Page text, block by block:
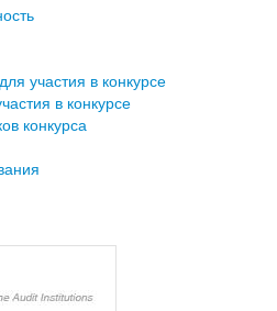
участия в конкурсе
в конкурсе
конкурса